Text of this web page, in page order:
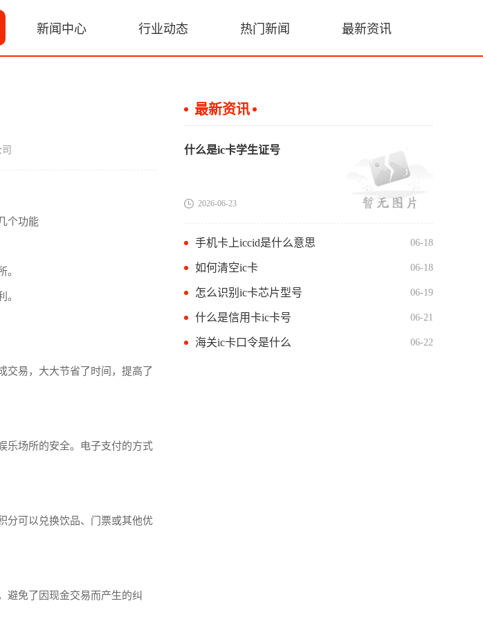
新闻中心 行业动态 热门新闻 最新资讯
个功能
。
。
交易，大大节省了时间，提高了
乐场所的安全。电子支付的方式
分可以兑换饮品、门票或其他优
避免了因现金交易而产生的纠
最新资讯
什么是ic卡学生证号
2026-06-23
手机卡上iccid是什么意思 06-18
如何清空ic卡 06-18
怎么识别ic卡芯片型号 06-19
什么是信用卡ic卡号 06-21
海关ic卡口令是什么 06-22